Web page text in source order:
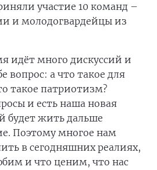
участие 10 команд –
и молодогвардейцы из
идёт много дискуссий и
вопрос: а что такое для
такое патриотизм?
и есть наша новая
будет жить дальше
Поэтому многое нам
в сегодняшних реалиях,
и что ценим, что нас